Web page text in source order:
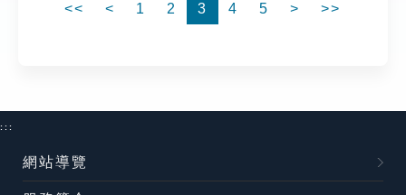
<< < 1 2 3 4 5 > >>
:::
網站導覽